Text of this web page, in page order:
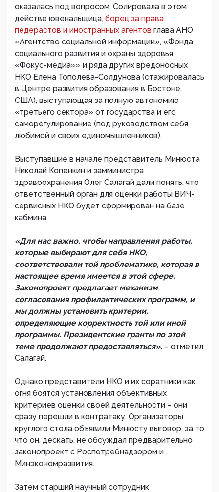
оказалась под вопросом. Солировала в этом
действе ювенальщица, борец за права
педерастов и иностранных агентов глава АНО
«Агентство социальной информации», «Фонда
социального развития и охраны здоровья
«Фокус-медиа»» и ряда других вредоносных
НКО Елена Тополева-Солдунова (стажировалась
в Центре развития образования в Бостоне,
США), выступающая за полную автономию
«третьего сектора» от государства и его
саморегулирование (под руководством себя
любимой и своих единомышленников).
Выступавшие в начале представитель Минюста
Николай Копенкин и замминистра
здравоохранения Олег Салагай дали понять, что
ответственный орган для оценки работы ВИЧ-
сервисных НКО будет сформирован на базе
кабмина.
«Для нас важно, чтобы направления работы,
которые выбирают для себя НКО,
соответствовали той проблематике, которая в
настоящее время имеется в этой сфере.
Законопроект предлагает механизм
согласования профилактических программ, и
мы должны установить критерии,
определяющие корректность той или иной
программы. Президентские гранты по этой
теме продолжают предоставляться», – отметил
Салагай.
Однако представители НКО и их соратники как
огня боятся установления объективных
критериев оценки своей деятельности – они
сразу перешли в контратаку. Организаторы
круглого стола объявили Минюсту выговор, за то
что он, дескать, не обсуждал предварительно
законопроект с Роспотребнадзором и
Минэкономразвития.
Затем старший научный сотрудник